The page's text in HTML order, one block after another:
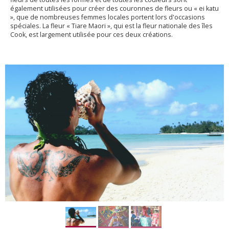
également utilisées pour créer des couronnes de fleurs ou « ei katu
», que de nombreuses femmes locales portent lors d'occasions
spéciales. La fleur « Tiare Maori », qui est la fleur nationale des îles
Cook, est largement utilisée pour ces deux créations.